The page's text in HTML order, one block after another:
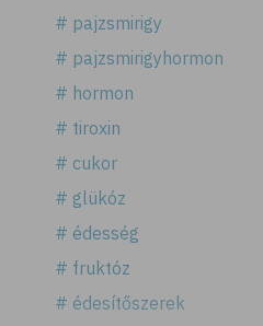
# pajzsmirigy
# pajzsmirigyhormon
# hormon
# tiroxin
# cukor
# glükóz
# édesség
# fruktóz
# édesítőszerek